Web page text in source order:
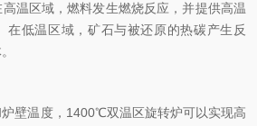
温区域，燃料发生燃烧反应，并提供高温
在低温区域，矿石与被还原的热碳产生反
温度，1400℃双温区旋转炉可以实现高